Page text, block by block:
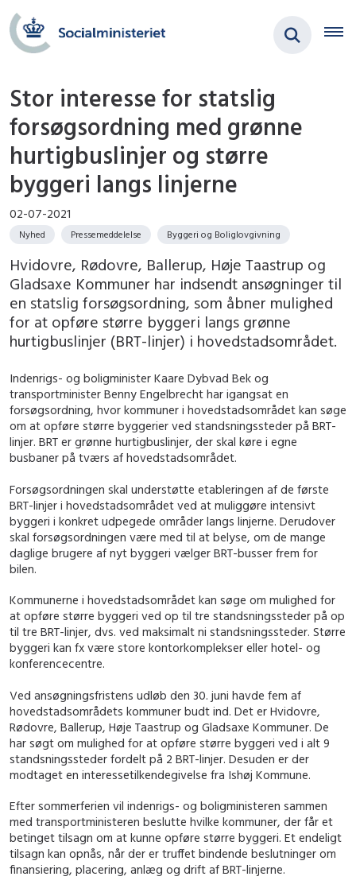
Stor interesse for statslig
forsøgsordning med grønne
hurtigbuslinjer og større
byggeri langs linjerne
02-07-2021
Nyhed Pressemeddelelse Byggeri og Boliglovgivning
Hvidovre, Rødovre, Ballerup, Høje Taastrup og
Gladsaxe Kommuner har indsendt ansøgninger til
en statslig forsøgsordning, som åbner mulighed
for at opføre større byggeri langs grønne
hurtigbuslinjer (BRT-linjer) i hovedstadsområdet.
Indenrigs- og boligminister Kaare Dybvad Bek og
transportminister Benny Engelbrecht har igangsat en
forsøgsordning, hvor kommuner i hovedstadsområdet kan søge
om at opføre større byggerier ved standsningssteder på BRT-
linjer. BRT er grønne hurtigbuslinjer, der skal køre i egne
busbaner på tværs af hovedstadsområdet.
Forsøgsordningen skal understøtte etableringen af de første
BRT-linjer i hovedstadsområdet ved at muliggøre intensivt
byggeri i konkret udpegede områder langs linjerne. Derudover
skal forsøgsordningen være med til at belyse, om de mange
daglige brugere af nyt byggeri vælger BRT-busser frem for
bilen.
Kommunerne i hovedstadsområdet kan søge om mulighed for
at opføre større byggeri ved op til tre standsningssteder på op
til tre BRT-linjer, dvs. ved maksimalt ni standsningssteder. Større
byggeri kan fx være store kontorkomplekser eller hotel- og
konferencecentre.
Ved ansøgningsfristens udløb den 30. juni havde fem af
hovedstadsområdets kommuner budt ind. Det er Hvidovre,
Rødovre, Ballerup, Høje Taastrup og Gladsaxe Kommuner. De
har søgt om mulighed for at opføre større byggeri ved i alt 9
standsningssteder fordelt på 2 BRT-linjer. Desuden er der
modtaget en interessetilkendegivelse fra Ishøj Kommune.
Efter sommerferien vil indenrigs- og boligministeren sammen
med transportministeren beslutte hvilke kommuner, der får et
betinget tilsagn om at kunne opføre større byggeri. Et endeligt
tilsagn kan opnås, når der er truffet bindende beslutninger om
finansiering, placering, anlæg og drift af BRT-linjerne.